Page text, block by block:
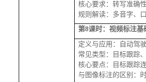
核心要求：转写准确
规则解读：多音字、
第8课时：视频标注
定义与应用：自动驾
常见类型：目标跟踪
核心要点：目标跟踪
与图像标注的区别：